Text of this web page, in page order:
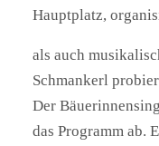
Hauptplatz,
als auch
Schmankerl
Der
das Programm ab.